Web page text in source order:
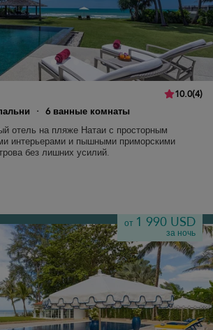
10.0(4)
· 6 ванные комнаты
отель на пляже Натаи с просторным
интерьерами и пышными приморскими
без лишних усилий.
от 1 990 USD
за ночь